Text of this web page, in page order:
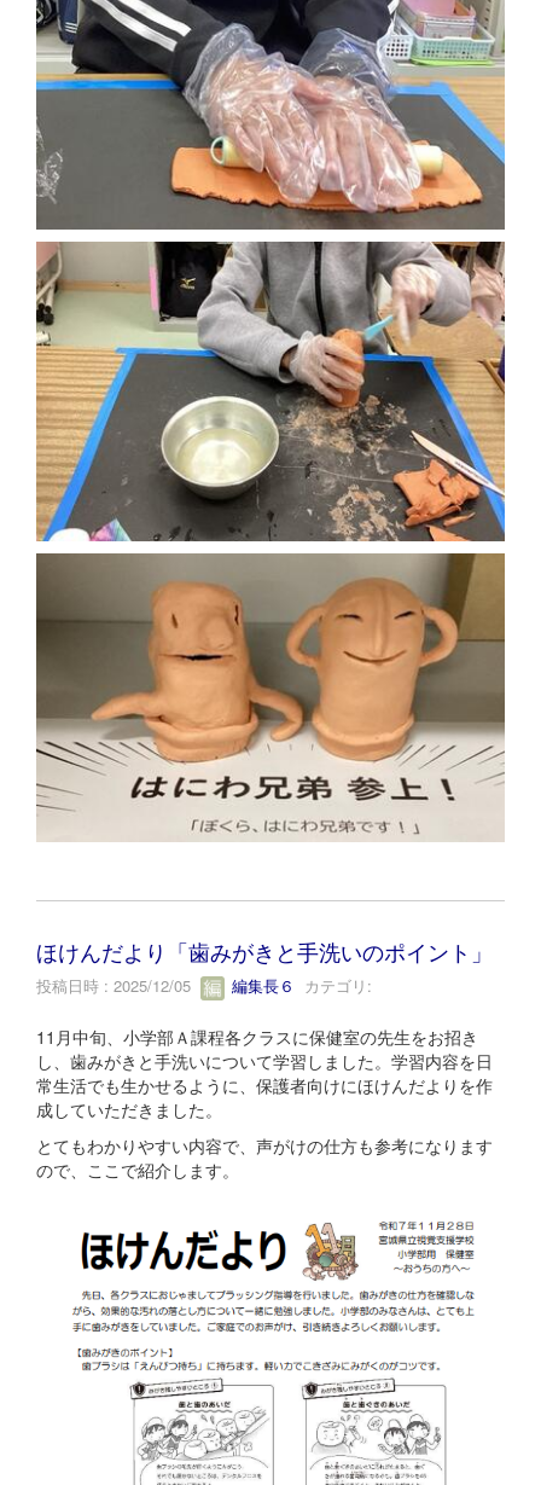
ほけんだより「歯みがきと手洗いのポイント」
投稿日時 : 2025/12/05 編集長６ カテゴリ:
11月中旬、小学部Ａ課程各クラスに保健室の先生をお招き
し、歯みがきと手洗いについて学習しました。学習内容を日
常生活でも生かせるように、保護者向けにほけんだよりを作
成していただきました。
とてもわかりやすい内容で、声がけの仕方も参考になります
ので、ここで紹介します。